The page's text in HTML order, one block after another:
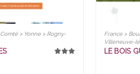
> Yonne > Rogny-
France >
Villeneuve-
LE BOIS